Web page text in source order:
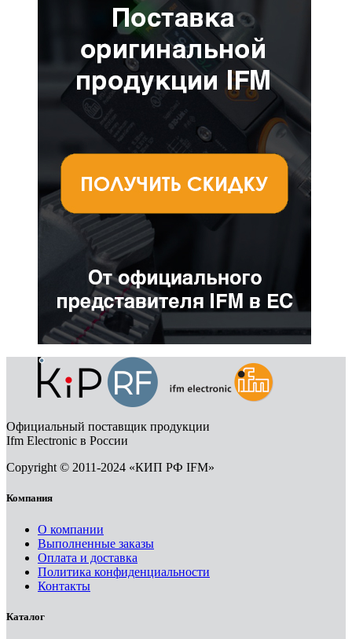
Официальный поставщик продукции
Ifm Electronic в России
Copyright © 2011-2024 «КИП РФ IFM»
Компания
О компании
Выполненные заказы
Оплата и доставка
Политика конфиденциальности
Контакты
Каталог